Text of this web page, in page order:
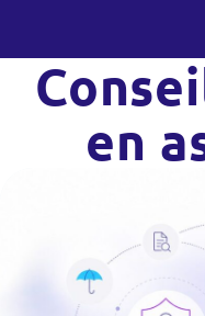
en